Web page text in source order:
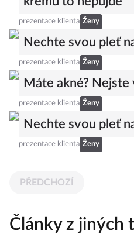
prezentace klienta Ženy
Nechte svou pleť
prezentace klienta Ženy
Máte akné? Nejste
prezentace klienta Ženy
Nechte svou pleť
prezentace klienta Ženy
PŘEDCHOZÍ
Články z jiných